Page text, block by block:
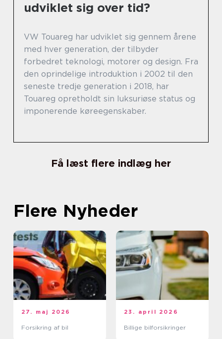
udviklet sig over tid?
VW Touareg har udviklet sig gennem årene
med hver generation, der tilbyder
forbedret teknologi, motorer og design. Fra
den oprindelige introduktion i 2002 til den
seneste tredje generation i 2018, har
Touareg opretholdt sin luksuriøse status og
imponerende køreegenskaber.
Få læst flere indlæg her
Flere Nyheder
27. maj 2026
Forsikring af bil
23. april 2026
Billige bilforsikringer